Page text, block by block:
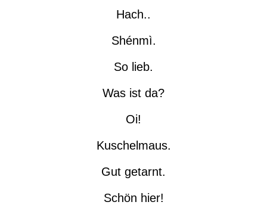
Hach..
Shénmì.
So lieb.
Was ist da?
Oi!
Kuschelmaus.
Gut getarnt.
Schön hier!